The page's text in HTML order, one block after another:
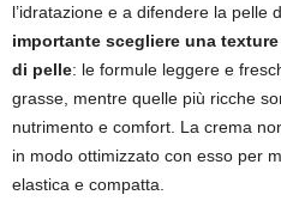
l’idratazione e a difendere la pelle
importante scegliere una
di pelle: le formule leggere e
grasse, mentre quelle più ricche
nutrimento e comfort. La crema
in modo ottimizzato con esso per
elastica e compatta.